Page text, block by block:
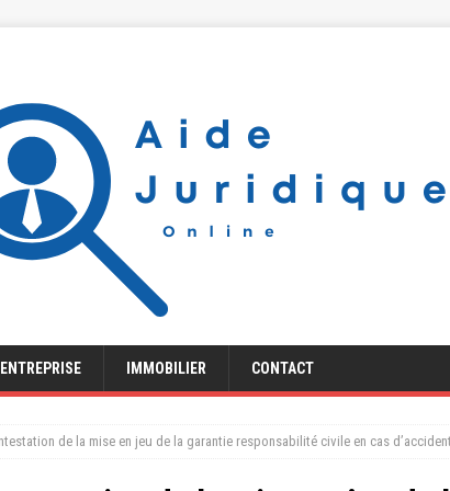
ENTREPRISE IMMOBILIER CONTACT
de la mise en jeu de la garantie responsabilité civile en cas